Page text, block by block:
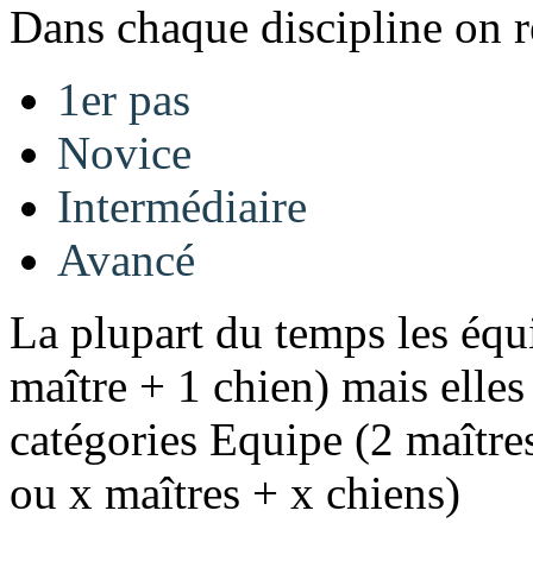
Dans chaque discipline on
1er pas
Novice
Intermédiaire
Avancé
La plupart du temps les
maître + 1 chien) mais
catégories Equipe (2
ou x maîtres + x chiens)